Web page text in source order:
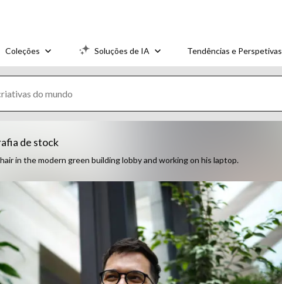
Coleções Soluções de IA Tendências e Perspetivas
de stock
in the modern green building lobby and working on his laptop.